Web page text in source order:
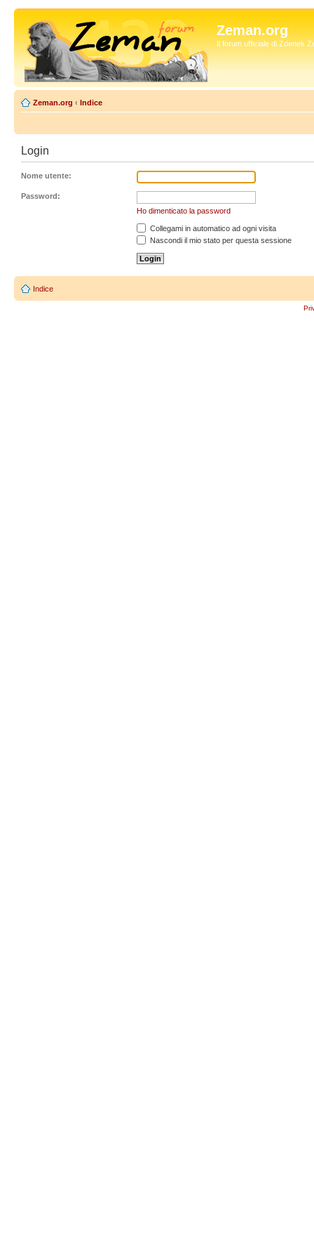
Zeman.org
Il forum ufficiale di Zdenek
Zeman.org ‹ Indice
Login
Nome utente:
Password:
Ho dimenticato la password
Collegami in automatico ad ogni visita
Nascondi il mio stato per questa sessione
Indice